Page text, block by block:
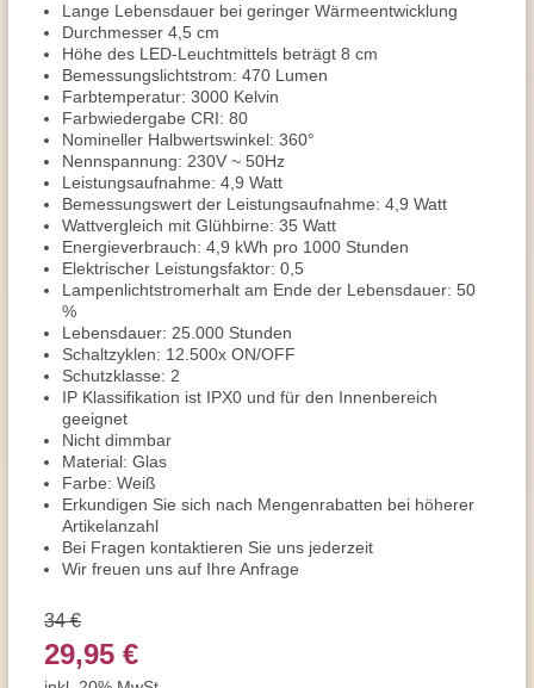
Lange Lebensdauer bei geringer Wärmeentwicklung
Durchmesser 4,5 cm
Höhe des LED-Leuchtmittels beträgt 8 cm
Bemessungslichtstrom: 470 Lumen
Farbtemperatur: 3000 Kelvin
Farbwiedergabe CRI: 80
Nomineller Halbwertswinkel: 360°
Nennspannung: 230V ~ 50Hz
Leistungsaufnahme: 4,9 Watt
Bemessungswert der Leistungsaufnahme: 4,9 Watt
Wattvergleich mit Glühbirne: 35 Watt
Energieverbrauch: 4,9 kWh pro 1000 Stunden
Elektrischer Leistungsfaktor: 0,5
Lampenlichtstromerhalt am Ende der Lebensdauer: 50
%
Lebensdauer: 25.000 Stunden
Schaltzyklen: 12.500x ON/OFF
Schutzklasse: 2
IP Klassifikation ist IPX0 und für den Innenbereich
geeignet
Nicht dimmbar
Material: Glas
Farbe: Weiß
Erkundigen Sie sich nach Mengenrabatten bei höherer
Artikelanzahl
Bei Fragen kontaktieren Sie uns jederzeit
Wir freuen uns auf Ihre Anfrage
34 €
29,95 €